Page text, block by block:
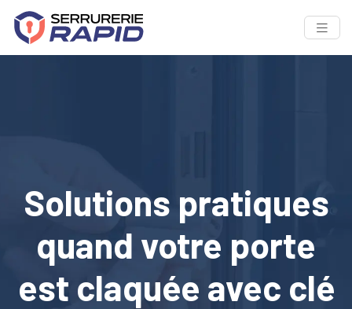
Solutions pratiques
quand votre porte
est claquée avec clé